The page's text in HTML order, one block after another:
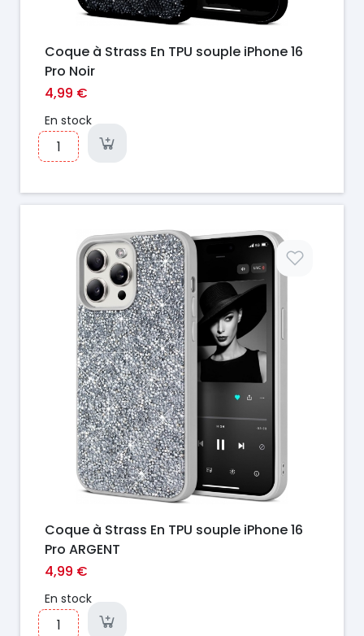
Coque à Strass En TPU souple iPhone 16
Pro Noir
4,99 €
En stock
Coque à Strass En TPU souple iPhone 16
Pro ARGENT
4,99 €
En stock